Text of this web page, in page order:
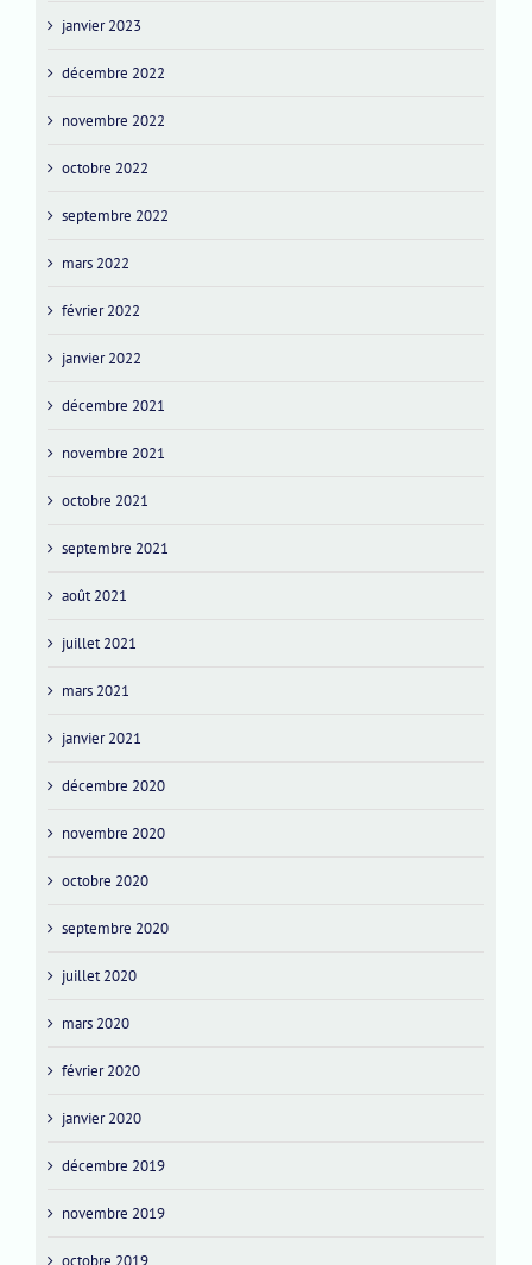
janvier 2023
décembre 2022
novembre 2022
octobre 2022
septembre 2022
mars 2022
février 2022
janvier 2022
décembre 2021
novembre 2021
octobre 2021
septembre 2021
août 2021
juillet 2021
mars 2021
janvier 2021
décembre 2020
novembre 2020
octobre 2020
septembre 2020
juillet 2020
mars 2020
février 2020
janvier 2020
décembre 2019
novembre 2019
octobre 2019